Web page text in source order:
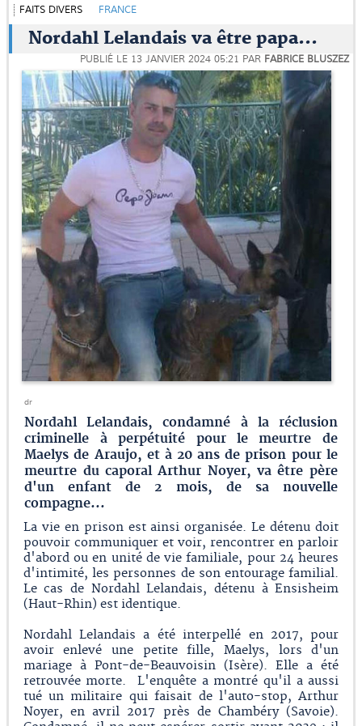
FAITS DIVERS FRANCE
Nordahl Lelandais va être papa...
PUBLIÉ LE 13 JANVIER 2024 05:21 PAR FABRICE BLUSZEZ
dr
Nordahl Lelandais, condamné à la réclusion
criminelle à perpétuité pour le meurtre de
Maelys de Araujo, et à 20 ans de prison pour le
meurtre du caporal Arthur Noyer, va être père
d'un enfant de 2 mois, de sa nouvelle
compagne...
La vie en prison est ainsi organisée. Le détenu doit
pouvoir communiquer et voir, rencontrer en parloir
d'abord ou en unité de vie familiale, pour 24 heures
d'intimité, les personnes de son entourage familial.
Le cas de Nordahl Lelandais, détenu à Ensisheim
(Haut-Rhin) est identique.
Nordahl Lelandais a été interpellé en 2017, pour
avoir enlevé une petite fille, Maelys, lors d'un
mariage à Pont-de-Beauvoisin (Isère). Elle a été
retrouvée morte. L'enquête a montré qu'il a aussi
tué un militaire qui faisait de l'auto-stop, Arthur
Noyer, en avril 2017 près de Chambéry (Savoie).